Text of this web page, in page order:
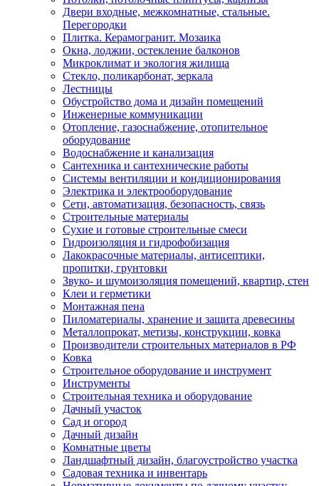
Двери входные, межкомнатные, стальные.
Перегородки
Плитка. Керамогранит. Мозаика
Окна, лоджии, остекление балконов
Микроклимат и экология жилища
Стекло, поликарбонат, зеркала
Лестницы
Обустройство дома и дизайн помещений
Инженерные коммуникации
Отопление, газоснабжение, отопительное
оборудование
Водоснабжение и канализация
Сантехника и сантехнические работы
Системы вентиляции и кондиционирования
Электрика и электрооборудование
Сети, автоматизация, безопасность, связь
Строительные материалы
Сухие и готовые строительные смеси
Гидроизоляция и гидрофобизация
Лакокрасочные материалы, антисептики,
пропитки, грунтовки
Звуко- и шумоизоляция помещений, квартир, стен
Клеи и герметики
Монтажная пена
Пиломатериалы, хранение и защита древесины
Металлопрокат, метизы, конструкции, ковка
Производители строительных материалов в РФ
Ковка
Строительное оборудование и инструмент
Инструменты
Строительная техника и оборудование
Дачный участок
Сад и огород
Дачный дизайн
Комнатные цветы
Ландшафтный дизайн, благоустройство участка
Садовая техника и инвентарь